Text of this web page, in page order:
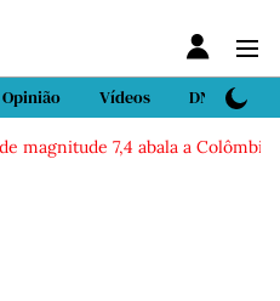
Opinião Vídeos DN Sport
magnitude 7,4 abala a Colômbia.